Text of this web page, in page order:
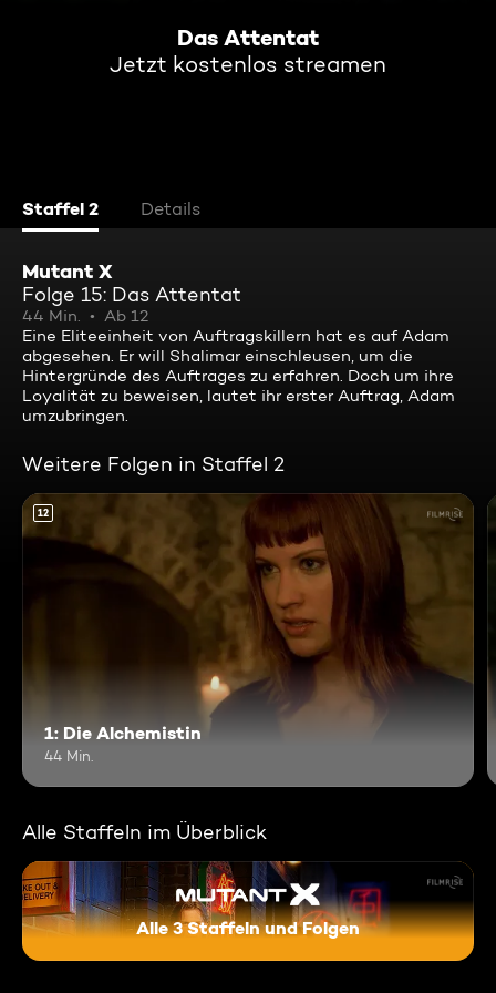
Das Attentat
Jetzt kostenlos streamen
Staffel 2 Details
Mutant X
Folge 15: Das Attentat
44 Min.
Ab 12
Eine Eliteeinheit von Auftragskillern hat es auf Adam
abgesehen. Er will Shalimar einschleusen, um die
Hintergründe des Auftrages zu erfahren. Doch um ihre
Loyalität zu beweisen, lautet ihr erster Auftrag, Adam
umzubringen.
Weitere Folgen in Staffel 2
12
1: Die Alchemistin
44 Min.
Alle Staffeln im Überblick
Alle 3 Staffeln und Folgen